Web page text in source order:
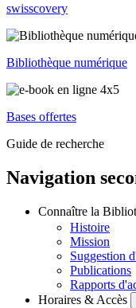
swisscovery
Bibliothèque numérique
Bases offertes
Guide de recherche
Navigation
Connaître la
Histoire
Mission
Suggestion
Publications
Rapports
Horaires & Accès